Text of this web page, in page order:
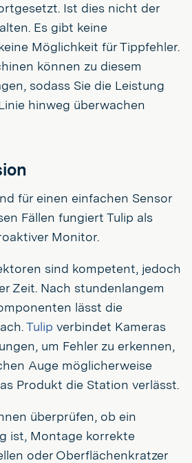
Ist dies nicht der
Es gibt keine
Möglichkeit für Tippfehler.
können zu diesem
sodass Sie die Leistung
hinweg überwachen
für einen einfachen Sensor
Fällen fungiert Tulip als
Monitor.
sind kompetent, jedoch
Zeit. Nach stundenlangem
lässt die
Tulip verbindet Kameras
um Fehler zu erkennen,
Auge möglicherweise
Produkt die Station verlässt.
überprüfen, ob ein
ist, Montage korrekte
oder Oberflächenkratzer